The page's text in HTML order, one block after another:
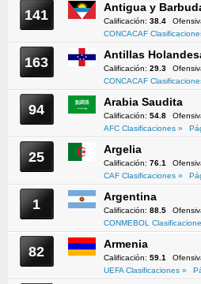
141 Antigua y
Calificación: 38.4
CONCACAF
163 Antillas
Calificación: 29.3
CONCACAF
94 Arabia Saudita
Calificación: 54.8
AFC Clasificaciones »
25 Argelia
Calificación: 76.1
CAF Clasificaciones »
1 Argentina
Calificación: 88.5
CONMEBOL
82 Armenia
Calificación: 59.1
UEFA Clasificaciones »